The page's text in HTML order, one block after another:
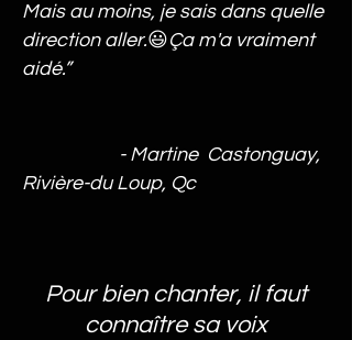
Mais au moins, je sais dans quelle
direction aller.😃Ça m'a vraiment
aidé.”
- Martine Castonguay,
Rivière-du Loup, Qc
Pour bien chanter, il faut
connaître sa voix